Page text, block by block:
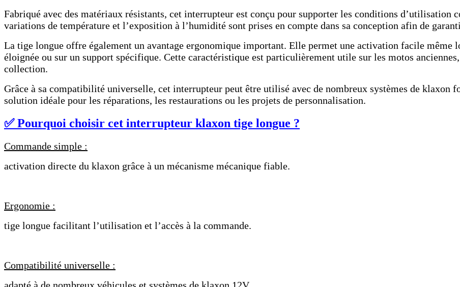
Fabriqué avec des matériaux résistants, cet interrupteur est conçu pour supporter les conditions d’utilisation
variations de température et l’exposition à l’humidité sont prises en compte dans sa conception afin de
La tige longue offre également un avantage ergonomique important. Elle permet une activation facile même
éloignée ou sur un support spécifique. Cette caractéristique est particulièrement utile sur les motos
collection.
Grâce à sa compatibilité universelle, cet interrupteur peut être utilisé avec de nombreux systèmes de klaxon
solution idéale pour les réparations, les restaurations ou les projets de personnalisation.
✅ Pourquoi choisir cet interrupteur klaxon tige longue ?
Commande simple :
activation directe du klaxon grâce à un mécanisme mécanique fiable.
Ergonomie :
tige longue facilitant l’utilisation et l’accès à la commande.
Compatibilité universelle :